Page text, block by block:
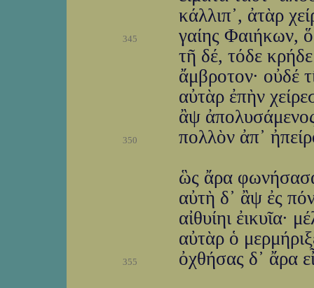
κάλλιπ᾽, ἀτὰρ
345
γαίης Φαιήκων,
τῆ δέ, τόδε
ἄμβροτον· οὐδέ
αὐτὰρ ἐπὴν
ἂψ
350
πολλὸν ἀπ᾽
ὣς ἄρα
αὐτὴ δ᾽ ἂψ ἐς
αἰθυίηι ἐικυῖα·
αὐτὰρ ὁ
355
ὀχθήσας δ᾽ ἄρα